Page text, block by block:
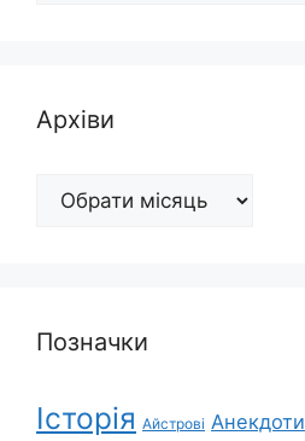
Архіви
Архіви
Позначки
Історія Айстрові Анекдоти